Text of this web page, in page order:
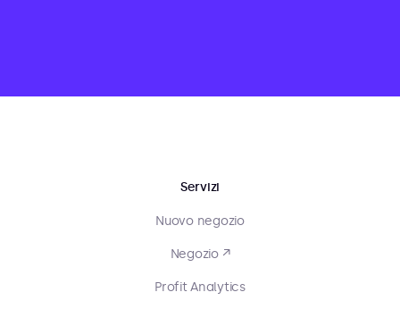
Servizi
Nuovo negozio
Negozio ↗
Profit Analytics